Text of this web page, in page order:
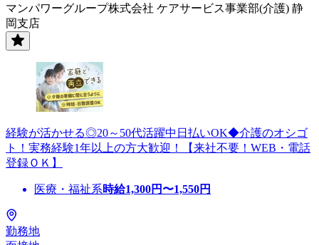
マンパワーグループ株式会社 ケアサービス事業部(介護) 静
岡支店
経験が活かせる◎20～50代活躍中日払いOK◆介護のオシゴ
ト！実務経験1年以上の方大歓迎！【来社不要！WEB・電話
登録ＯＫ】
医療・福祉系時給1,300円〜1,550円
勤務地